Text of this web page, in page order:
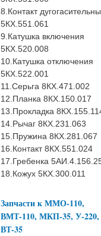
8.Контакт
5КХ.551.061
9.Катушка включения
5КХ.520.008
10.Катушка отключения
5КХ.522.001
11.Серьга 8КХ.471.002
12.Планка 8КХ.150.017
13.Прокладка
14.Рычаг 8КХ.231.063
15.Пружина 8КХ.281.067
16.Контакт 8КХ.551.024
17.Гребенка
18.Кожух 5КХ.300.011
Запчасти к ММО-110,
ВМТ-110, МКП-35, У-220,
ВТ-35